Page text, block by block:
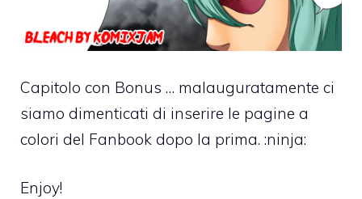
Capitolo con Bonus … malauguratamente ci
siamo dimenticati di inserire le pagine a
colori del Fanbook dopo la prima. :ninja:
Enjoy!